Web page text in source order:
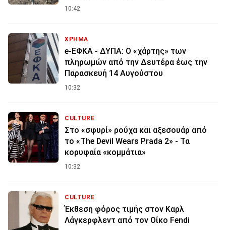
10:42
ΧΡΗΜΑ
e-ΕΦΚΑ - ΔΥΠΑ: Ο «χάρτης» των
πληρωμών από την Δευτέρα έως την
Παρασκευή 14 Αυγούστου
10:32
CULTURE
Στο «σφυρί» ρούχα και αξεσουάρ από
το «The Devil Wears Prada 2» - Τα
κορυφαία «κομμάτια»
10:32
CULTURE
Έκθεση φόρος τιμής στον Καρλ
Λάγκερφλεντ από τον Οίκο Fendi